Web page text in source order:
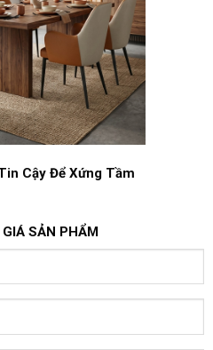
Cậy Để Xứng Tầm
SẢN PHẨM